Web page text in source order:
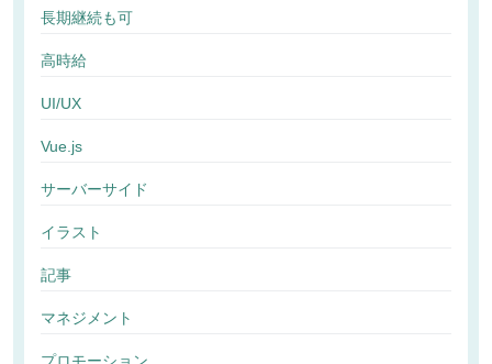
長期継続も可
高時給
UI/UX
Vue.js
サーバーサイド
イラスト
記事
マネジメント